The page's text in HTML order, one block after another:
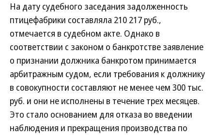
На дату судебного заседания задолженность
птицефабрики составляла 210 217 руб.,
отмечается в судебном акте. Однако в
соответствии с законом о банкротстве заявление
о признании должника банкротом принимается
арбитражным судом, если требования к должнику
в совокупности составляют не менее чем 300 тыс.
руб. и они не исполнены в течение трех месяцев.
Это стало основанием для отказа во введении
наблюдения и прекращения производства по